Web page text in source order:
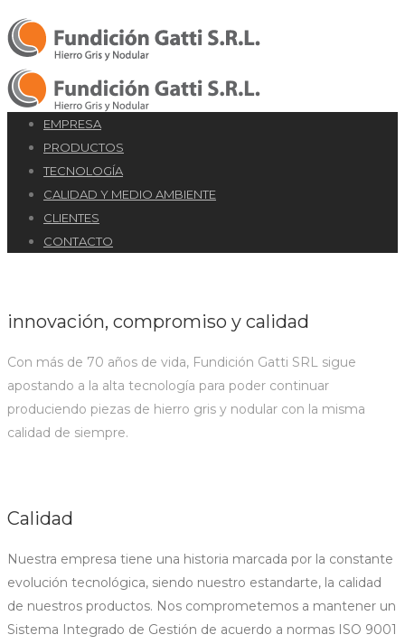
EMPRESA
PRODUCTOS
TECNOLOGÍA
CALIDAD Y MEDIO AMBIENTE
CLIENTES
CONTACTO
innovación, compromiso y calidad
Con más de 70 años de vida, Fundición Gatti SRL sigue
apostando a la alta tecnología para poder continuar
produciendo piezas de hierro gris y nodular con la misma
calidad de siempre.
Calidad
Nuestra empresa tiene una historia marcada por la constante
evolución tecnológica, siendo nuestro estandarte, la calidad
de nuestros productos. Nos comprometemos a mantener un
Sistema Integrado de Gestión de acuerdo a normas ISO 9001